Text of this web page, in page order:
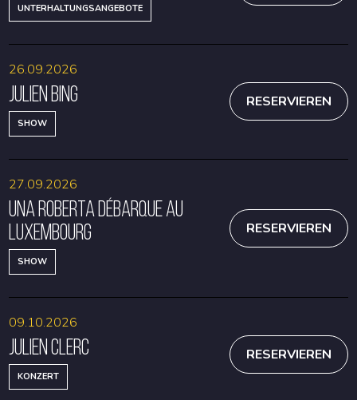
UNTERHALTUNGSANGEBOTE
Julien Bing
SHOW
26.09.2026
RESERVIEREN
Una Roberta débarque au
Luxembourg
SHOW
27.09.2026
RESERVIEREN
Julien Clerc
KONZERT
09.10.2026
RESERVIEREN